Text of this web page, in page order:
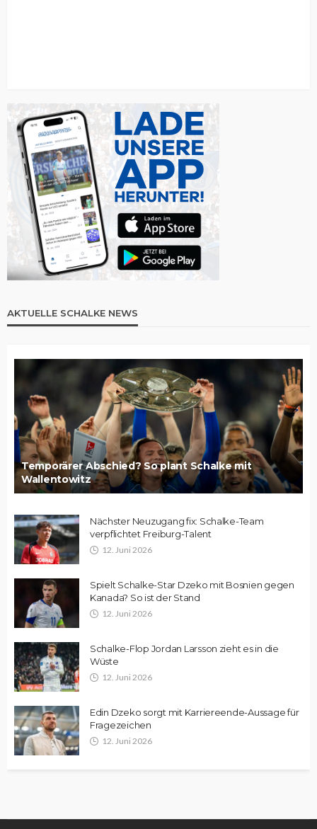
AKTUELLE SCHALKE NEWS
Temporärer Abschied? So plant Schalke mit
Wallentowitz
Nächster Neuzugang fix: Schalke-Team
verpflichtet Freiburg-Talent
12. Juni 2026
Spielt Schalke-Star Dzeko mit Bosnien gegen
Kanada? So ist der Stand
12. Juni 2026
Schalke-Flop Jordan Larsson zieht es in die
Wüste
12. Juni 2026
Edin Dzeko sorgt mit Karriereende-Aussage für
Fragezeichen
12. Juni 2026